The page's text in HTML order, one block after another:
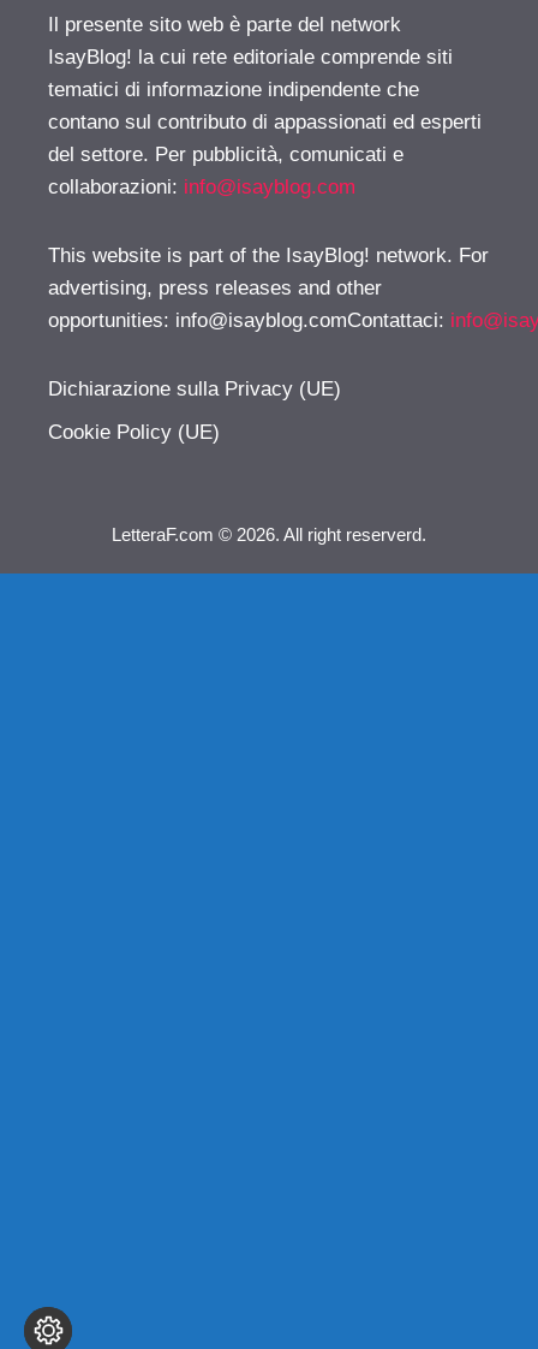
Il presente sito web è parte del network
IsayBlog! la cui rete editoriale comprende siti
tematici di informazione indipendente che
contano sul contributo di appassionati ed esperti
del settore. Per pubblicità, comunicati e
collaborazioni: info@isayblog.com
This website is part of the IsayBlog! network. For
advertising, press releases and other
opportunities: info@isayblog.comContattaci:
Dichiarazione sulla Privacy (UE)
Cookie Policy (UE)
LetteraF.com © 2026. All right reserverd.